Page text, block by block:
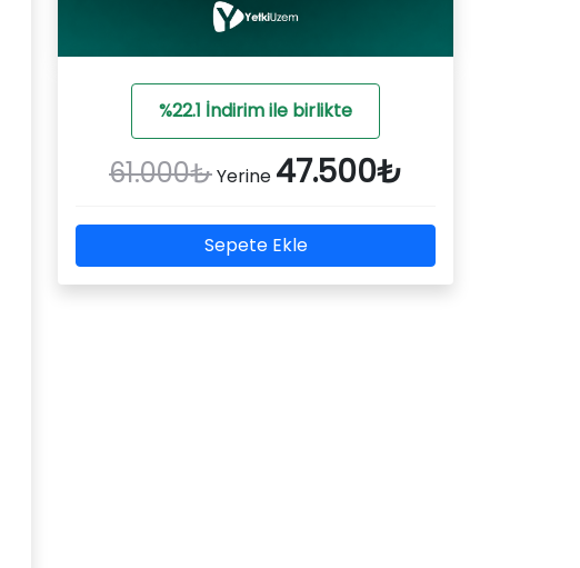
61.000₺Yerine 47.500₺
%22.1 İndirim ile birlikte
Sepete Ekle